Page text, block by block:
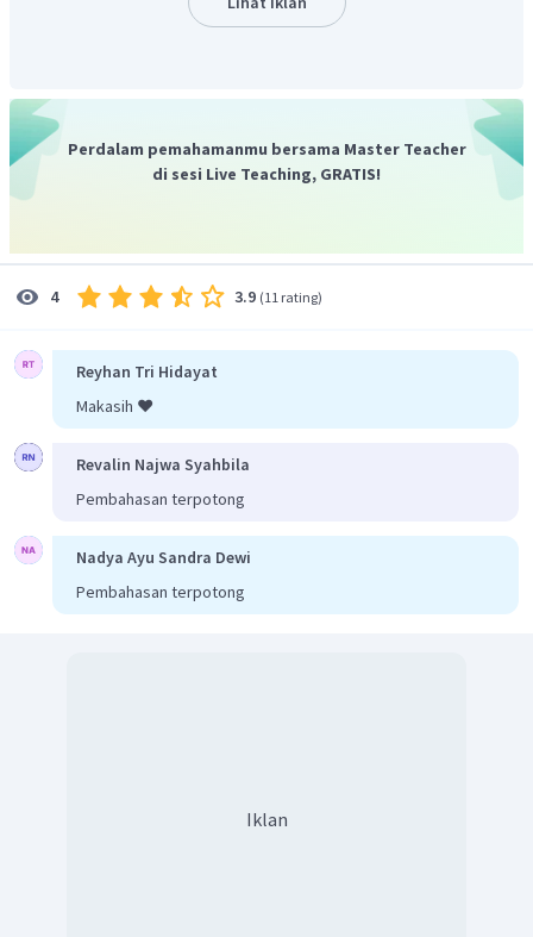
Perdalam pemahamanmu bersama Master Teacher
di sesi Live Teaching, GRATIS!
4 3.9 (11 rating)
Reyhan Tri Hidayat
Makasih ❤️
Revalin Najwa Syahbila
Pembahasan terpotong
Nadya Ayu Sandra Dewi
Pembahasan terpotong
Iklan